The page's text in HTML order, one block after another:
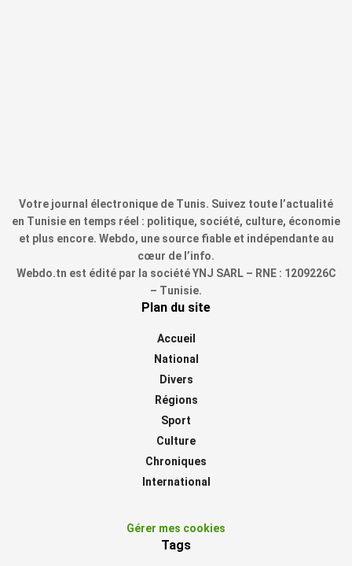
Votre journal électronique de Tunis. Suivez toute l’actualité
en Tunisie en temps réel : politique, société, culture, économie
et plus encore. Webdo, une source fiable et indépendante au
cœur de l’info.
Webdo.tn est édité par la société YNJ SARL – RNE : 1209226C
– Tunisie.
Plan du site
Accueil
National
Divers
Régions
Sport
Culture
Chroniques
International
Gérer mes cookies
Tags